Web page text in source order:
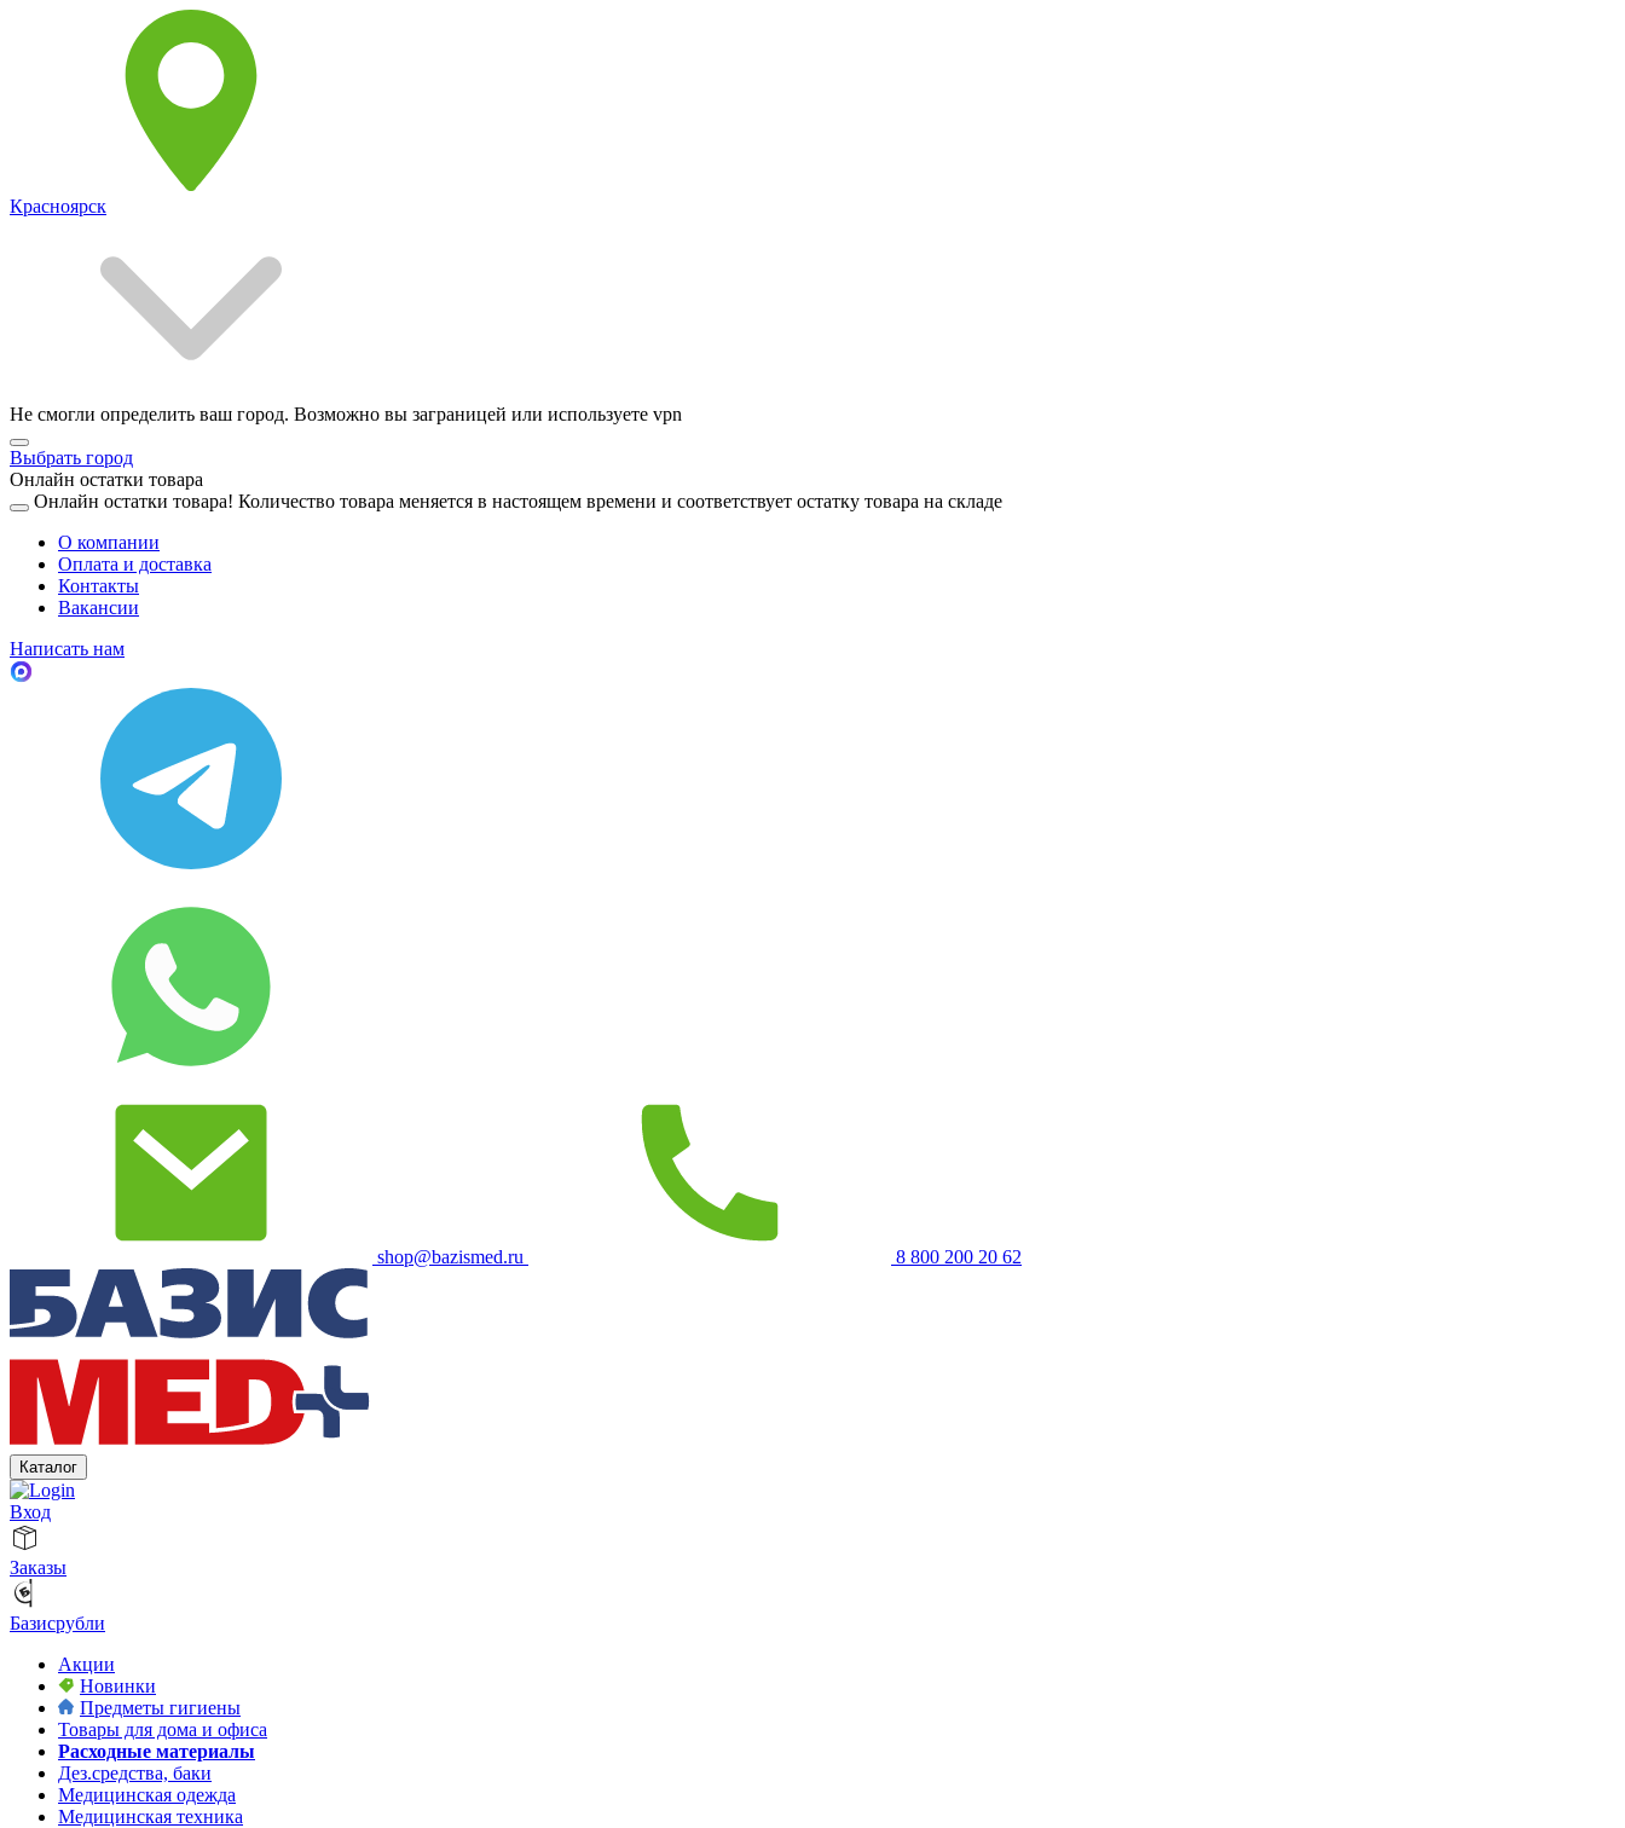
Красноярск
Не смогли определить ваш город. Возможно вы заграницей или используете vpn
Выбрать город
Онлайн остатки товара
Онлайн остатки товара! Количество товара меняется в настоящем времени и соответствует остатку товара на складе
О компании
Оплата и доставка
Контакты
Вакансии
Написать нам
shop@bazismed.ru 8 800 200 20 62
Каталог
Вход
Заказы
Базисрубли
Акции
Новинки
Предметы гигиены
Товары для дома и офиса
Расходные материалы
Дез.средства, баки
Медицинская одежда
Медицинская техника